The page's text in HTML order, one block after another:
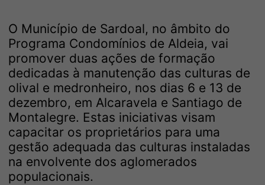
O Município de Sardoal, no âmbito do
Programa Condomínios de Aldeia, vai
promover duas ações de formação
dedicadas à manutenção das culturas de
olival e medronheiro, nos dias 6 e 13 de
dezembro, em Alcaravela e Santiago de
Montalegre. Estas iniciativas visam
capacitar os proprietários para uma
gestão adequada das culturas instaladas
na envolvente dos aglomerados
populacionais.